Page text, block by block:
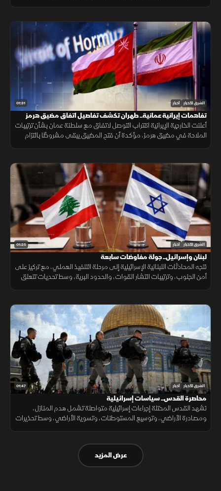
01:31 الشرق للأخبار أخبار
تفاهمات إيرانية عمانية.. طهران تكشف تفاصيل اتفاق مضيق هرمز
أعلنت الخارجية الإيرانية اقتراب التوصل لاتفاق مع سلطنة عمان بشأن ترتيبات
الملاحة في مضيق هرمز، مؤكدة أن فتح المضيق يبقى مشروطًا بالتزام
01:25 الشرق للأخبار أخبار
لبنان وإسرائيل.. جولة مفاوضات سابعة
تتجه المحادثات اللبنانية الإسرائيلية إلى مرحلة التنفيذ العملي، مع تركيز على
أمن الجنوب، وترتيبات انتشار القوات، والحدود البرية، وسط تحديات تتعلق
01:47 الشرق للأخبار أخبار
محاصرة القدس.. سياسات إسرائيلية
تشهد القدس المحتلة إجراءات إسرائيلية متواصلة تشمل هدم المنازل،
ومصادرة الأراضي، وتوسيع المستوطنات، وتسوية الأراضي، وسط تحذيرات
عرض المزيد